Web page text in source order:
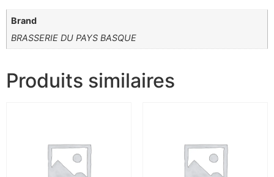
Brand
BRASSERIE DU PAYS BASQUE
Produits similaires